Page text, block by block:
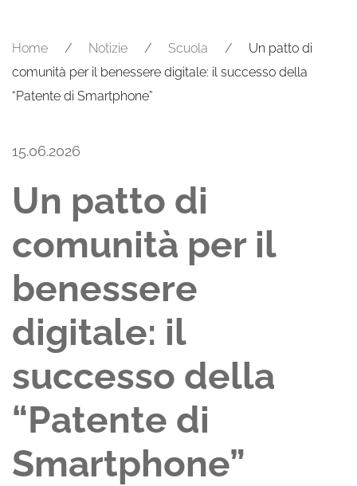
Home Notizie Scuola
Un patto di
comunità per il benessere digitale: il successo della
“Patente di Smartphone”
15.06.2026
Un patto di
comunità per il
benessere
digitale: il
successo della
“Patente di
Smartphone”